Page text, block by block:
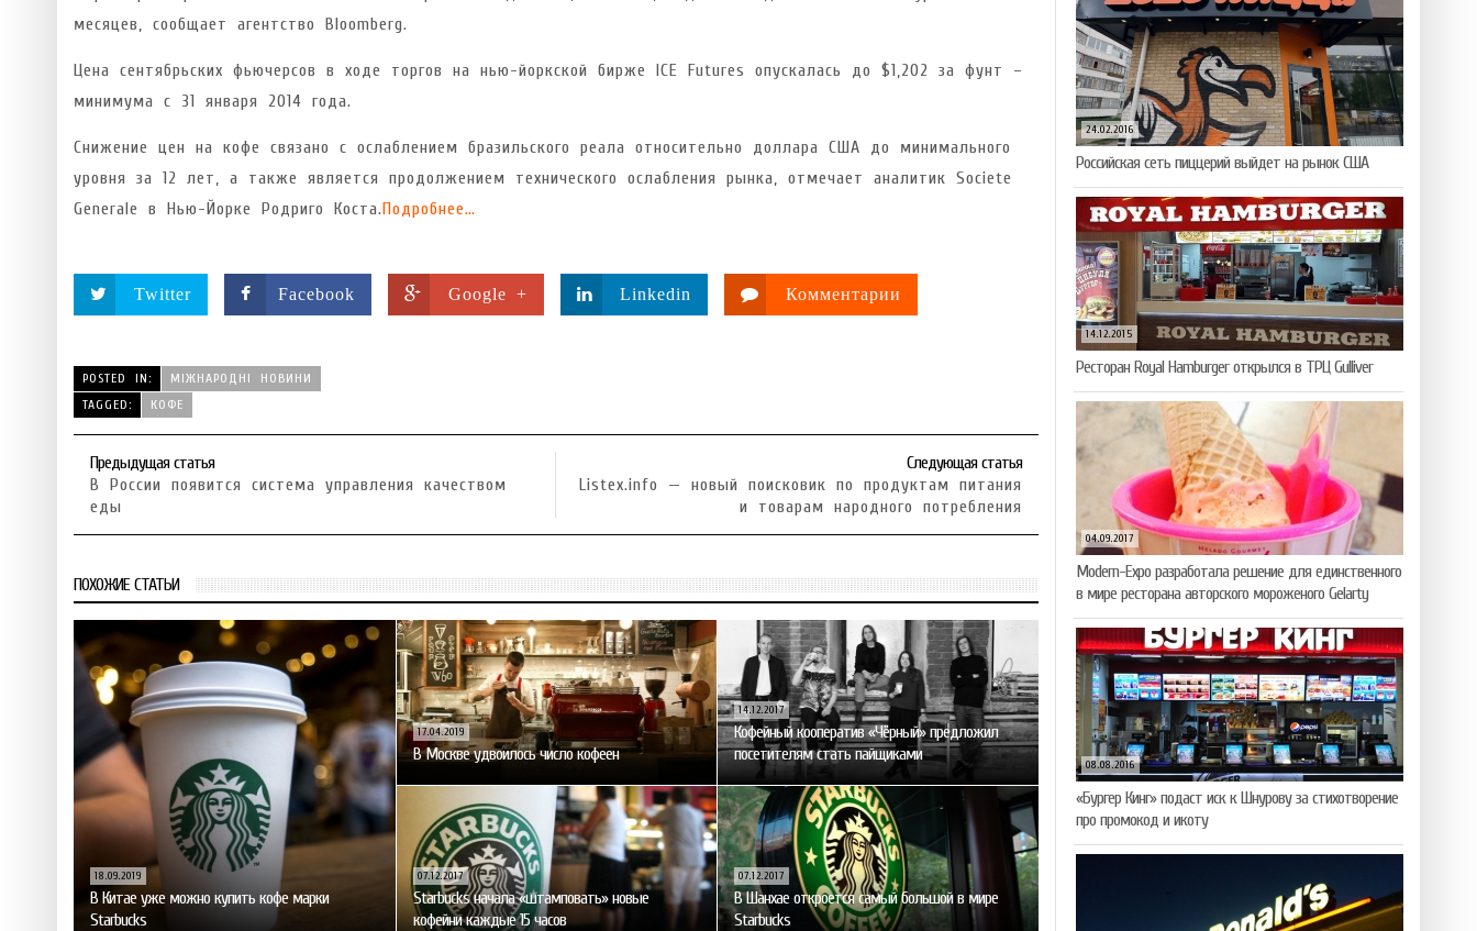
месяцев, сообщает агентство Bloomberg.
Цена сентябрьских фьючерсов в ходе торгов на нью-йоркской бирже ICE Futures опускалась до $1,202 за фунт –
минимума с 31 января 2014 года.
Снижение цен на кофе связано с ослаблением бразильского реала относительно доллара США до минимального
уровня за 12 лет, а также является продолжением технического ослабления рынка, отмечает аналитик Societe
Generale в Нью-Йорке Родриго Коста. Подробнее…
Twitter Facebook Google + Linkedin Комментарии
POSTED IN:
МІЖНАРОДНІ НОВИНИ
TAGGED:
КОФЕ
Предыдущая статья
В России появится система управления качеством
еды
Следующая статья
Listex.info — новый поисковик по продуктам питания
и товарам народного потребления
ПОХОЖИЕ СТАТЬИ
18.09.2019
В Китае уже можно купить кофе марки
Starbucks
17.04.2019
В Москве удвоилось число кофеен
14.12.2017
Кофейный кооператив «Чёрный» предложил
посетителям стать пайщиками
07.12.2017
Starbucks начала «штамповать» новые
кофейни каждые 15 часов
07.12.2017
В Шанхае откроется самый большой в мире
Starbucks
24.02.2016
Российская сеть пиццерий выйдет на рынок США
14.12.2015
Ресторан Royal Hamburger открылся в ТРЦ Gulliver
04.09.2017
Modern-Expo разработала решение для единственного
в мире ресторана авторского мороженого Gelarty
08.08.2016
«Бургер Кинг» подаст иск к Шнурову за стихотворение
про промокод и икоту